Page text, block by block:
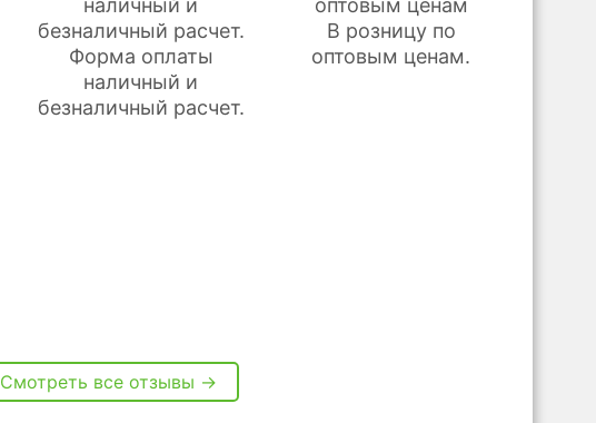
Форма оплаты
наличный и
безналичный расчет.
В розницу по
оптовым ценам.
Смотреть все отзывы →